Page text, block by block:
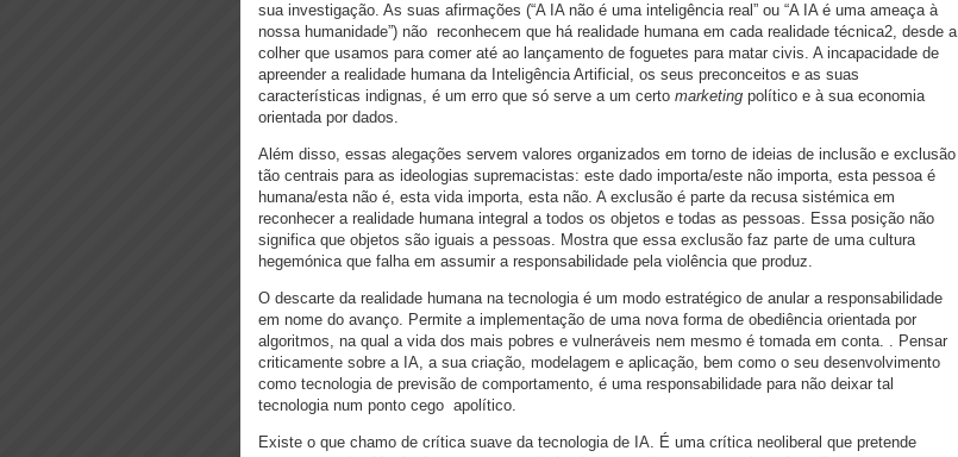
sua investigação. As suas afirmações (“A IA não é uma inteligência real” ou “A IA é uma ameaça à
nossa humanidade”) não reconhecem que há realidade humana em cada realidade técnica2, desde a
colher que usamos para comer até ao lançamento de foguetes para matar civis. A incapacidade de
apreender a realidade humana da Inteligência Artificial, os seus preconceitos e as suas
características indignas, é um erro que só serve a um certo marketing político e à sua economia
orientada por dados.
Além disso, essas alegações servem valores organizados em torno de ideias de inclusão e exclusão
tão centrais para as ideologias supremacistas: este dado importa/este não importa, esta pessoa é
humana/esta não é, esta vida importa, esta não. A exclusão é parte da recusa sistémica em
reconhecer a realidade humana integral a todos os objetos e todas as pessoas. Essa posição não
significa que objetos são iguais a pessoas. Mostra que essa exclusão faz parte de uma cultura
hegemónica que falha em assumir a responsabilidade pela violência que produz.
O descarte da realidade humana na tecnologia é um modo estratégico de anular a responsabilidade
em nome do avanço. Permite a implementação de uma nova forma de obediência orientada por
algoritmos, na qual a vida dos mais pobres e vulneráveis nem mesmo é tomada em conta. . Pensar
criticamente sobre a IA, a sua criação, modelagem e aplicação, bem como o seu desenvolvimento
como tecnologia de previsão de comportamento, é uma responsabilidade para não deixar tal
tecnologia num ponto cego apolítico.
Existe o que chamo de crítica suave da tecnologia de IA. É uma crítica neoliberal que pretende